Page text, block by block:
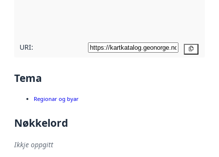
URI:
Tema
Regionar og byar
Nøkkelord
Ikkje oppgitt